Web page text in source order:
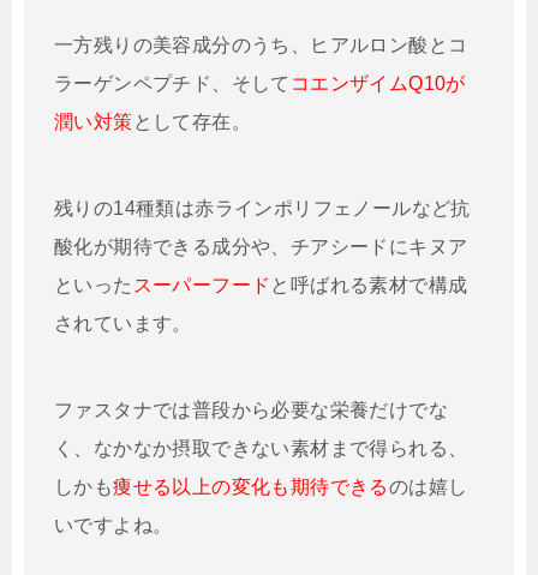
一方残りの美容成分のうち、ヒアルロン酸とコ
ラーゲンペプチド、そして コエンザイムQ10が
潤い対策 として存在。
残りの14種類は赤ラインポリフェノールなど抗
酸化が期待できる成分や、チアシードにキヌア
といった スーパーフード と呼ばれる素材で構成
されています。
ファスタナでは普段から必要な栄養だけでな
く、なかなか摂取できない素材まで得られる、
しかも痩せる以上の変化も期待できるのは嬉し
いですよね。